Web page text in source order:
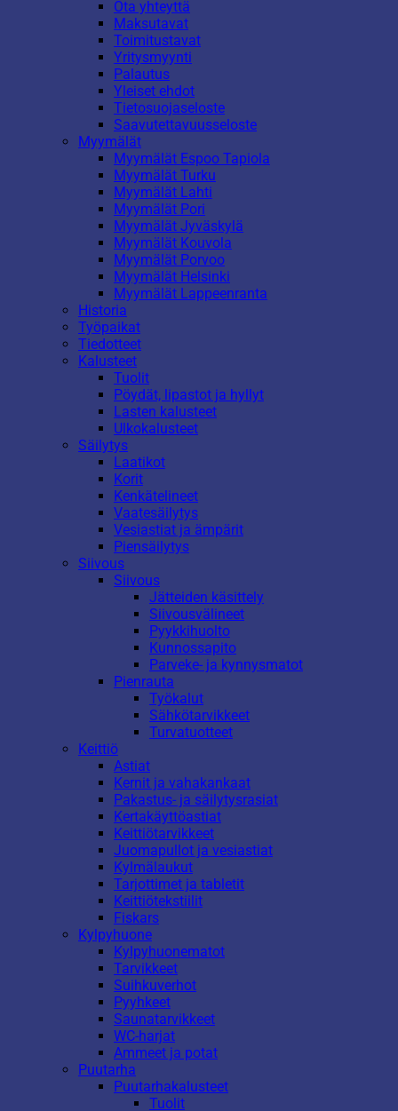
Ota yhteyttä
Maksutavat
Toimitustavat
Yritysmyynti
Palautus
Yleiset ehdot
Tietosuojaseloste
Saavutettavuusseloste
Myymälät
Myymälät Espoo Tapiola
Myymälät Turku
Myymälät Lahti
Myymälät Pori
Myymälät Jyväskylä
Myymälät Kouvola
Myymälät Porvoo
Myymälät Helsinki
Myymälät Lappeenranta
Historia
Työpaikat
Tiedotteet
Kalusteet
Tuolit
Pöydät, lipastot ja hyllyt
Lasten kalusteet
Ulkokalusteet
Säilytys
Laatikot
Korit
Kenkätelineet
Vaatesäilytys
Vesiastiat ja ämpärit
Piensäilytys
Siivous
Siivous
Jätteiden käsittely
Siivousvälineet
Pyykkihuolto
Kunnossapito
Parveke- ja kynnysmatot
Pienrauta
Työkalut
Sähkötarvikkeet
Turvatuotteet
Keittiö
Astiat
Kernit ja vahakankaat
Pakastus- ja säilytysrasiat
Kertakäyttöastiat
Keittiötarvikkeet
Juomapullot ja vesiastiat
Kylmälaukut
Tarjottimet ja tabletit
Keittiötekstiilit
Fiskars
Kylpyhuone
Kylpyhuonematot
Tarvikkeet
Suihkuverhot
Pyyhkeet
Saunatarvikkeet
WC-harjat
Ammeet ja potat
Puutarha
Puutarhakalusteet
Tuolit